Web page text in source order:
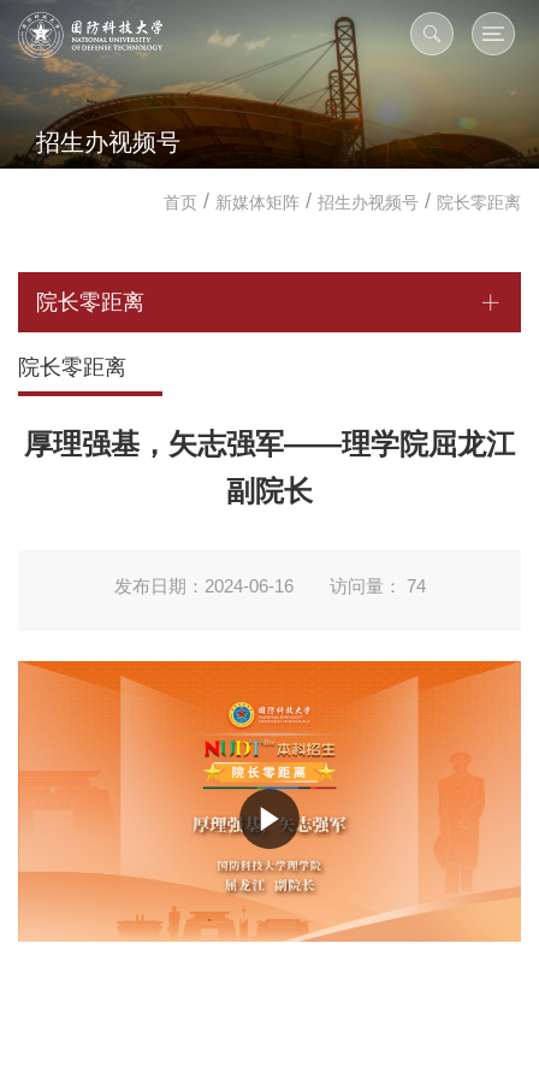
招生办视频号
首页 / 新媒体矩阵 / 招生办视频号 / 院长零距离
院长零距离
院长零距离
厚理强基，矢志强军——理学院屈龙江
副院长
发布日期：2024-06-16 访问量： 74